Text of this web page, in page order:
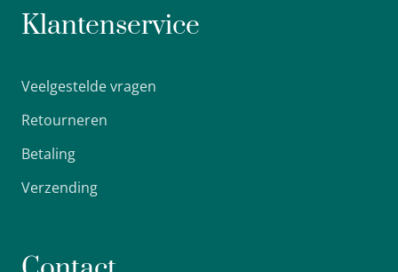
Klantenservice
Veelgestelde vragen
Retourneren
Betaling
Verzending